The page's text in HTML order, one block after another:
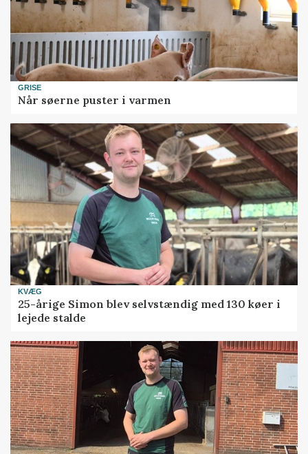
GRISE
Når søerne puster i varmen
KVÆG
25-årige Simon blev selvstændig med 130 køer i
lejede stalde